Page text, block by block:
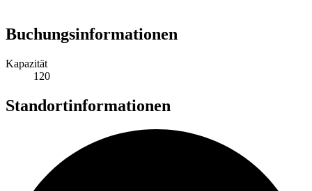
Buchungsinformationen
Kapazität
120
Standortinformationen